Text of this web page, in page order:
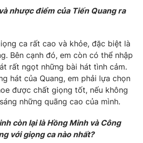
Bất động sản
Vươn mình bằng AI
VTV8
English
nhược điểm của Tiến Quang ra
ca rất cao và khỏe, đặc biệt là
Bên cạnh đó, em còn có thể nhập
rất ngọt những bài hát tình cảm.
hát của Quang, em phải lựa chọn
được chất giọng tốt, nếu không
những quãng cao của mình.
còn lại là Hồng Minh và Công
với giọng ca nào nhất?